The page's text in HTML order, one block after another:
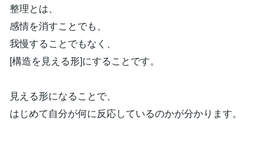
整理とは、
感情を消すことでも、
我慢することでもなく、
[構造を見える形]にすることです。
見える形になることで、
はじめて自分が何に反応しているのかが分かります。